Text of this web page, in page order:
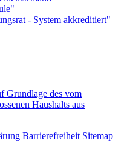
des vom
Haushalts aus
Barrierefreiheit Sitemap